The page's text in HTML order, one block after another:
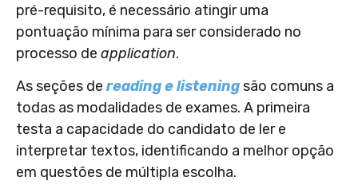
pré-requisito, é necessário atingir uma
pontuação mínima para ser considerado no
processo de application.
As seções de reading e listeningsão comuns a
todas as modalidades de exames. A primeira
testa a capacidade do candidato de ler e
interpretar textos, identificando a melhor opção
em questões de múltipla escolha.